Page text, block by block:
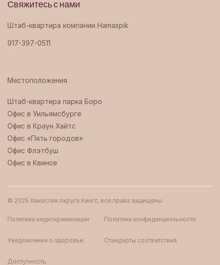
Свяжитесь с нами
Штаб-квартира компании Hamaspik
917-397-0511
Местоположения
Штаб-квартира парка Боро ‍
Офис в Уильямсбурге
Офис в Краун Хайтс
Офис «Пять городов»
Офис Флэтбуш
Офис в Квинсе
© 2025 Хамаспик округа Кингс, все права защищены
Политика недискриминации Политика конфиденциальности
Уведомление о здоровье Стандарты соответствия
Доступность